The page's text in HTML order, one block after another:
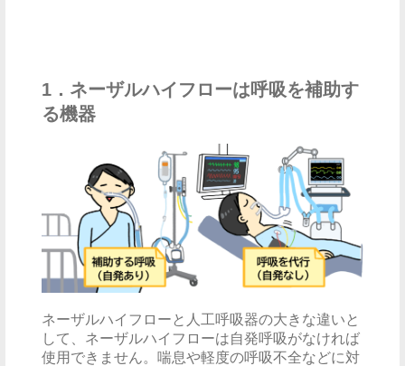
1．ネーザルハイフローは呼吸を補助す
る機器
ネーザルハイフローと人工呼吸器の大きな違いと
して、ネーザルハイフローは自発呼吸がなければ
使用できません。喘息や軽度の呼吸不全などに対